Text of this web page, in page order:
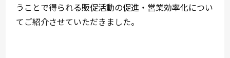
うことで得られる販促活動の促進・営業効率化につい
てご紹介させていただきました。